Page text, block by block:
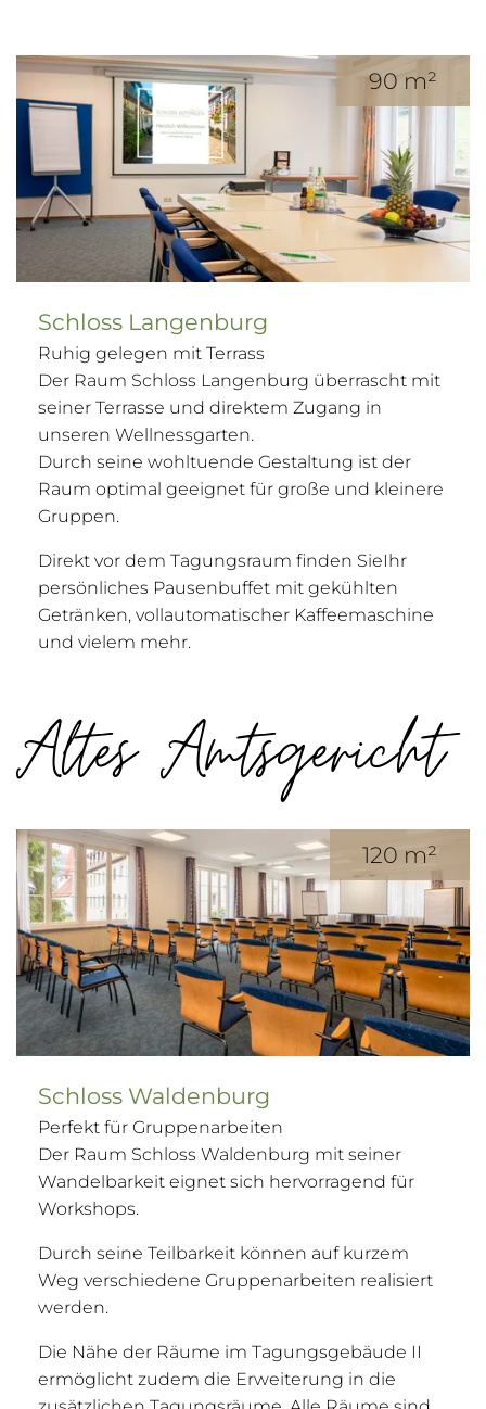
Schloss Langenburg
Ruhig gelegen mit Terrass
Der Raum Schloss Langenburg überrascht mit
seiner Terrasse und direktem Zugang in
unseren Wellnessgarten.
Durch seine wohltuende Gestaltung ist der
Raum optimal geeignet für große und kleinere
Gruppen.
Direkt vor dem Tagungsraum finden SieIhr
persönliches Pausenbuffet mit gekühlten
Getränken, vollautomatischer Kaffeemaschine
und vielem mehr.
90 m²
Altes Amtsgericht
Schloss Waldenburg
Perfekt für Gruppenarbeiten
Der Raum Schloss Waldenburg mit seiner
Wandelbarkeit eignet sich hervorragend für
Workshops.
Durch seine Teilbarkeit können auf kurzem
Weg verschiedene Gruppenarbeiten realisiert
werden.
Die Nähe der Räume im Tagungsgebäude II
ermöglicht zudem die Erweiterung in die
120 m²